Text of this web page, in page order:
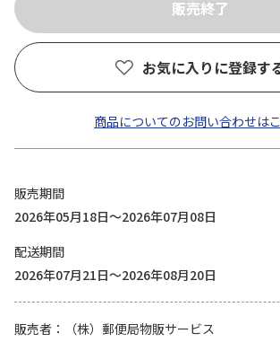
お気に入りに登録す
商品についてのお問い合わせは
販売期間
2026年05月18日～2026年07月08日
配送期間
2026年07月21日～2026年08月20日
販売者
（株）郵便局物販サービス